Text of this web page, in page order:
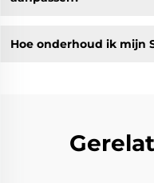
Hoe onderhoud ik mijn